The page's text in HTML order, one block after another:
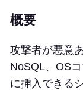
概要
攻撃者が悪意
NoSQL、OS
に挿入できる